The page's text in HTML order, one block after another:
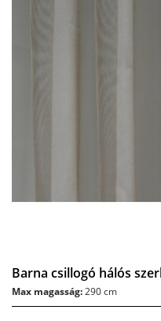
Barna csillogó hálós
Max magasság:290 cm